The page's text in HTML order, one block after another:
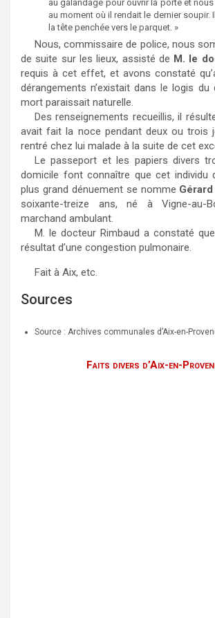
au galandage pour ouvrir la porte et
au moment où il rendait le dernier soupir.
la tête penchée vers le parquet. »
Nous, commissaire de police, nous
de suite sur les lieux, assisté de M. le
requis à cet effet, et avons constaté
dérangements n’existait dans le logis
mort paraissait naturelle.
Des renseignements recueillis, il
avait fait la noce pendant deux ou trois
rentré chez lui malade à la suite de cet
Le passeport et les papiers divers
domicile font connaître que cet individu
plus grand dénuement se nomme
soixante-treize ans, né à Vigne-au-
marchand ambulant.
M. le docteur Rimbaud a constaté
résultat d’une congestion pulmonaire.
Fait à Aix, etc.
Sources
Source : Archives communales d’Aix-en-
Faits divers d’Aix-en-